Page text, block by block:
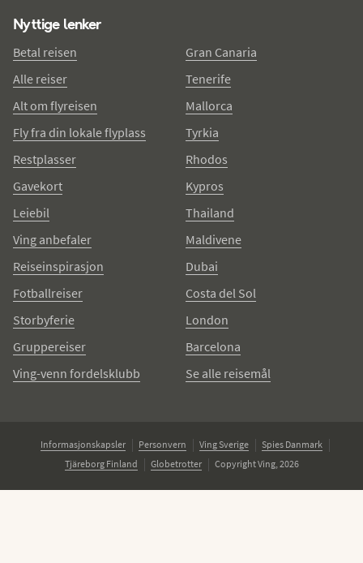
Nyttige lenker
Betal reisen
Alle reiser
Alt om flyreisen
Fly fra din lokale flyplass
Restplasser
Gavekort
Leiebil
Ving anbefaler
Reiseinspirasjon
Fotballreiser
Storbyferie
Gruppereiser
Ving-venn fordelsklubb
Gran Canaria
Tenerife
Mallorca
Tyrkia
Rhodos
Kypros
Thailand
Maldivene
Dubai
Costa del Sol
London
Barcelona
Se alle reisemål
Informasjonskapsler Personvern Ving Sverige
Spies Danmark
Tjäreborg Finland
Globetrotter Copyright Ving, 2026